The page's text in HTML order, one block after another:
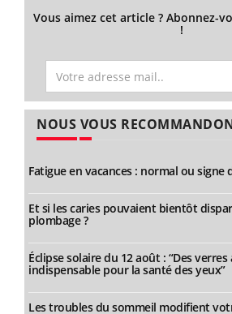
Vous aimez cet article ? Abonnez-
!
NOUS VOUS
Fatigue en vacances : normal ou signe
Et si les caries pouvaient bientôt
plombage ?
Éclipse solaire du 12 août : “Des
indispensable pour la santé des yeux”
Les troubles du sommeil modifient